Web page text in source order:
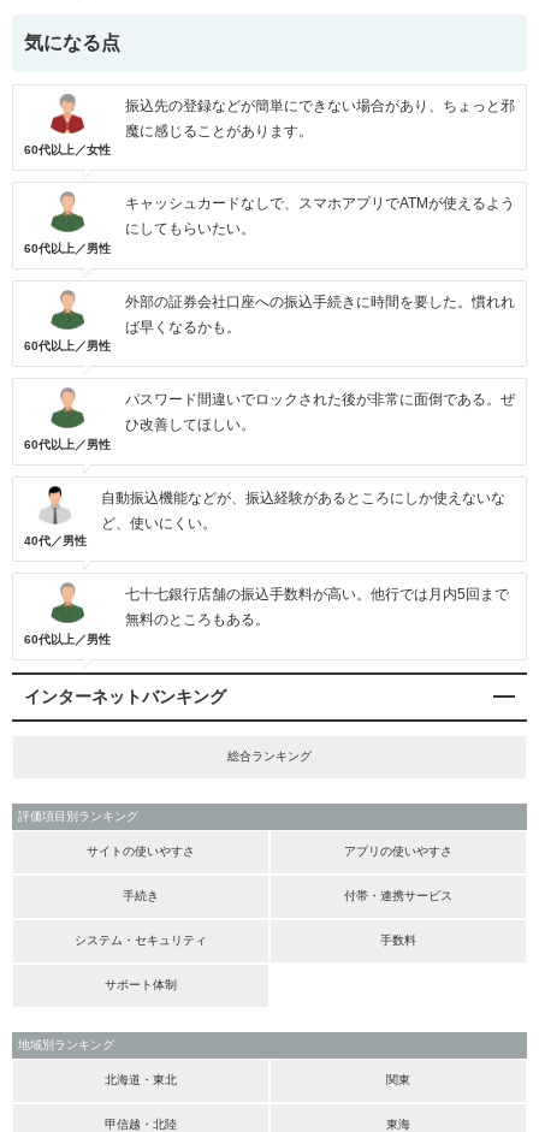
気になる点
60代以上／女性
振込先の登録などが簡単にできない場合があり、ちょっと邪
魔に感じることがあります。
60代以上／男性
キャッシュカードなしで、スマホアプリでATMが使えるよう
にしてもらいたい。
60代以上／男性
外部の証券会社口座への振込手続きに時間を要した。慣れれ
ば早くなるかも。
60代以上／男性
パスワード間違いでロックされた後が非常に面倒である。ぜ
ひ改善してほしい。
40代／男性
自動振込機能などが、振込経験があるところにしか使えないな
ど、使いにくい。
60代以上／男性
七十七銀行店舗の振込手数料が高い。他行では月内5回まで
無料のところもある。
インターネットバンキング
総合ランキング
評価項目別ランキング
サイトの使いやすさ アプリの使いやすさ
手続き 付帯・連携サービス
システム・セキュリティ 手数料
サポート体制
地域別ランキング
北海道・東北 関東
甲信越・北陸 東海